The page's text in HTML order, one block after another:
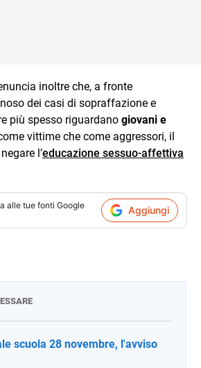
inoltre che, a fronte
dei casi di sopraffazione e
più spesso riguardano giovani e
vittime che come aggressori, il
l’educazione sessuo-affettiva
alle tue fonti Google
Aggiungi
scuola 28 novembre, l'avviso